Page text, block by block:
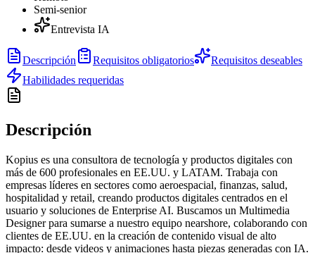
Semi-senior
Entrevista IA
Descripción Requisitos obligatorios
Requisitos deseables
Habilidades requeridas
Descripción
Kopius es una consultora de tecnología y productos digitales con
más de 600 profesionales en EE.UU. y LATAM. Trabaja con
empresas líderes en sectores como aeroespacial, finanzas, salud,
hospitalidad y retail, creando productos digitales centrados en el
usuario y soluciones de Enterprise AI. Buscamos un Multimedia
Designer para sumarse a nuestro equipo nearshore, colaborando con
clientes de EE.UU. en la creación de contenido visual de alto
impacto: desde videos y animaciones hasta piezas generadas con IA.